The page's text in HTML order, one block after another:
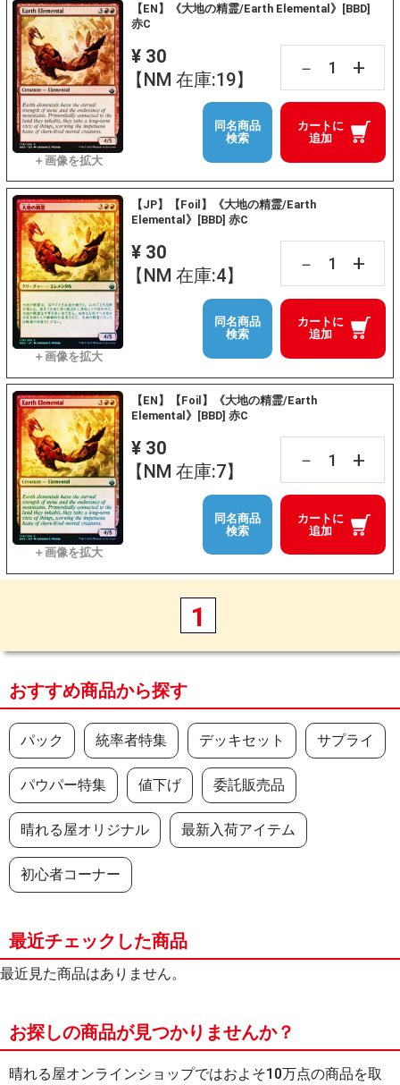
【EN】《大地の精霊/Earth Elemental》[BBD]
赤C
¥ 30
【NM 在庫:19】
－ +
カートに
追加
同名商品
検索
【JP】【Foil】《大地の精霊/Earth
Elemental》[BBD] 赤C
¥ 30
【NM 在庫:4】
－ +
カートに
追加
同名商品
検索
【EN】【Foil】《大地の精霊/Earth
Elemental》[BBD] 赤C
¥ 30
【NM 在庫:7】
－ +
カートに
追加
同名商品
検索
1
おすすめ商品から探す
パック 統率者特集 デッキセット サプライ
パウパー特集 値下げ 委託販売品
晴れる屋オリジナル 最新入荷アイテム
初心者コーナー
最近チェックした商品
最近見た商品はありません。
お探しの商品が見つかりませんか？
晴れる屋オンラインショップではおよそ10万点の商品を取